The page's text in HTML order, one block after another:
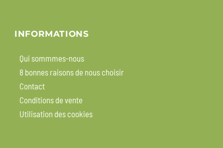
INFORMATIONS
Qui sommmes-nous
8 bonnes raisons de nous choisir
Contact
Conditions de vente
Utilisation des cookies